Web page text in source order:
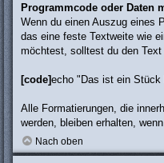
Programmcode oder Daten
Wenn du einen Auszug eines
das eine feste Textweite wie
möchtest, solltest du den Text
[code]echo "Das ist ein Stück
Alle Formatierungen, die
werden, bleiben erhalten,
Nach oben